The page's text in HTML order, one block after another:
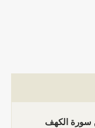
سورة الكهف